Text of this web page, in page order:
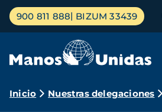
Pasar
contenido
Menú
principal
900 811 888 BIZUM 33439
Ruta
Inicio Nuestras delegaciones